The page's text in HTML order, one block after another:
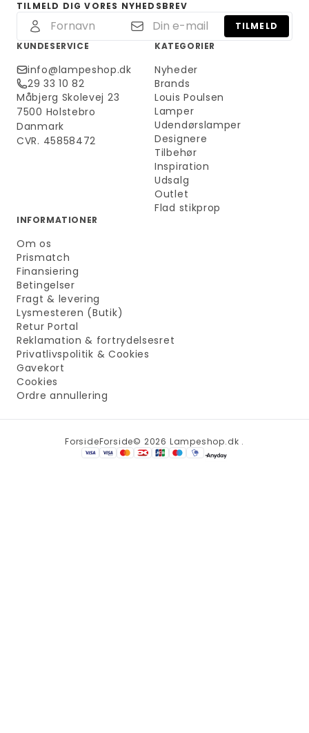
TILMELD DIG VORES NYHEDSBREV
TILMELD
KUNDESERVICE
info@lampeshop.dk
29 33 10 82
Måbjerg Skolevej 23
7500 Holstebro
Danmark
CVR. 45858472
KATEGORIER
Nyheder
Brands
Louis Poulsen
Lamper
Udendørslamper
Designere
Tilbehør
Inspiration
Udsalg
Outlet
Flad stikprop
INFORMATIONER
Om os
Prismatch
Finansiering
Betingelser
Fragt & levering
Lysmesteren (Butik)
Retur Portal
Reklamation & fortrydelsesret
Privatlivspolitik & Cookies
Gavekort
Cookies
Ordre annullering
ForsideForside© 2026 Lampeshop.dk .